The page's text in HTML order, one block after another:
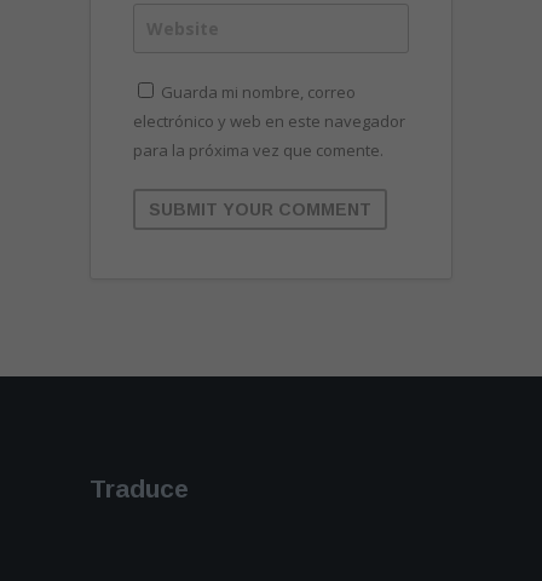
Guarda mi nombre, correo
electrónico y web en este navegador
para la próxima vez que comente.
Traduce